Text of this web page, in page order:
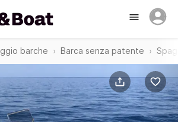
barche Barca senza patente